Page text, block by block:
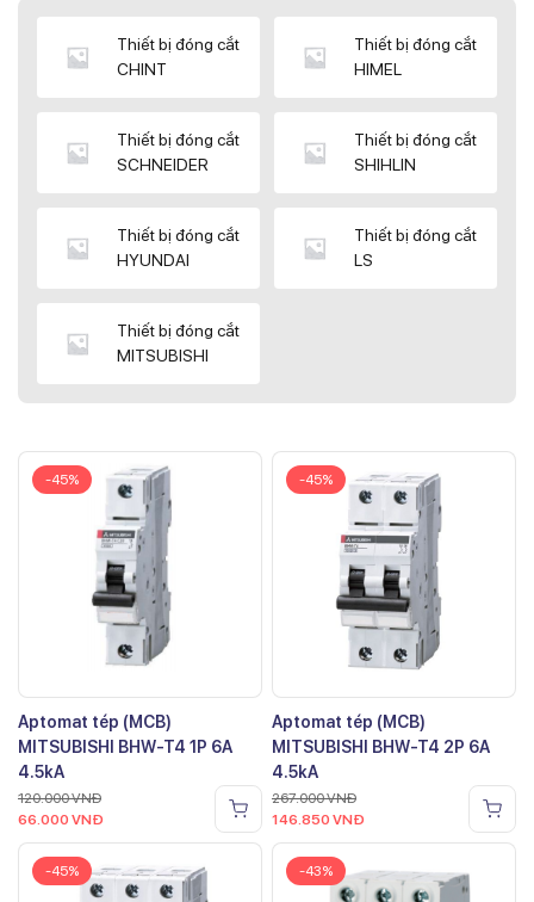
Thiết bị đóng cắt
CHINT
Thiết bị đóng cắt
HIMEL
Thiết bị đóng cắt
SCHNEIDER
Thiết bị đóng cắt
SHIHLIN
Thiết bị đóng cắt
HYUNDAI
Thiết bị đóng cắt
LS
Thiết bị đóng cắt
MITSUBISHI
-45%
Aptomat tép (MCB)
MITSUBISHI BHW-T4 1P 6A
4.5kA
120.000VNĐ
66.000 VNĐ
-45%
Aptomat tép (MCB)
MITSUBISHI BHW-T4 2P 6A
4.5kA
267.000VNĐ
146.850 VNĐ
-45% -43%